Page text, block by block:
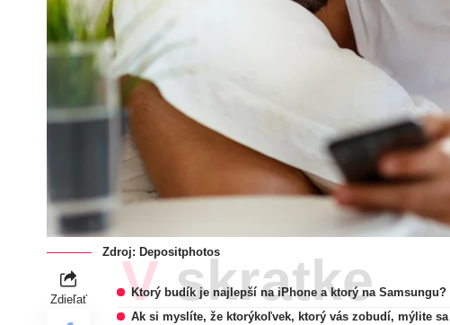
Zdroj: Depositphotos
Zdieľať V skratke
Ktorý budík je najlepší na iPhone a ktorý na Samsungu?
Ak si myslíte, že ktorýkoľvek, ktorý vás zobudí, mýlite sa